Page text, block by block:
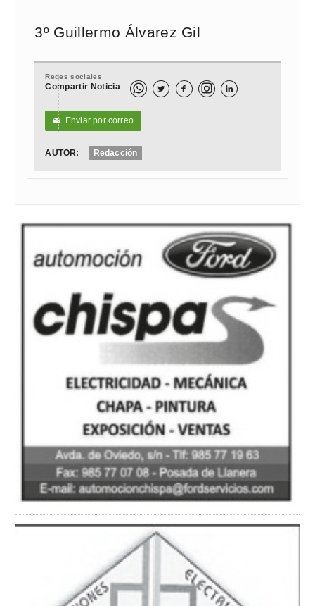
3º Guillermo Álvarez Gil
Redes sociales
Compartir Noticia   
✉ Enviar por correo
AUTOR: Redacción